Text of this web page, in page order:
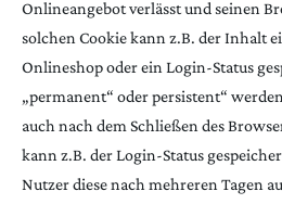
Onlineangebot verlässt und seinen
solchen Cookie kann z.B. der Inhalt
Onlineshop oder ein Login-Status
„permanent“ oder persistent“
auch nach dem Schließen des
kann z.B. der Login-Status
Nutzer diese nach mehreren Tagen